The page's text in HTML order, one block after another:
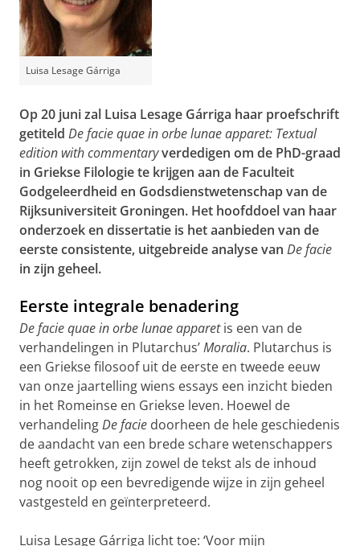
Luisa Lesage Gárriga
Op 20 juni zal Luisa Lesage Gárriga haar proefschrift
getiteld De facie quae in orbe lunae apparet: Textual
edition with commentaryverdedigen om de PhD-graad
in Griekse Filologie te krijgen aan de Faculteit
Godgeleerdheid en Godsdienstwetenschap van de
Rijksuniversiteit Groningen. Het hoofddoel van haar
onderzoek en dissertatie is het aanbieden van de
eerste consistente, uitgebreide analyse van De facie
in zijn geheel.
Eerste integrale benadering
De facie quae in orbe lunae apparetis een van de
verhandelingen in Plutarchus’Moralia. Plutarchus is
een Griekse filosoof uit de eerste en tweede eeuw
van onze jaartelling wiens essays een inzicht bieden
in het Romeinse en Griekse leven. Hoewel de
verhandelingDe facie doorheen de hele geschiedenis
de aandacht van een brede schare wetenschappers
heeft getrokken, zijn zowel de tekst als de inhoud
nog nooit op een bevredigende wijze in zijn geheel
vastgesteld en geïnterpreteerd.
Luisa Lesage Gárriga licht toe: ‘Voor mijn